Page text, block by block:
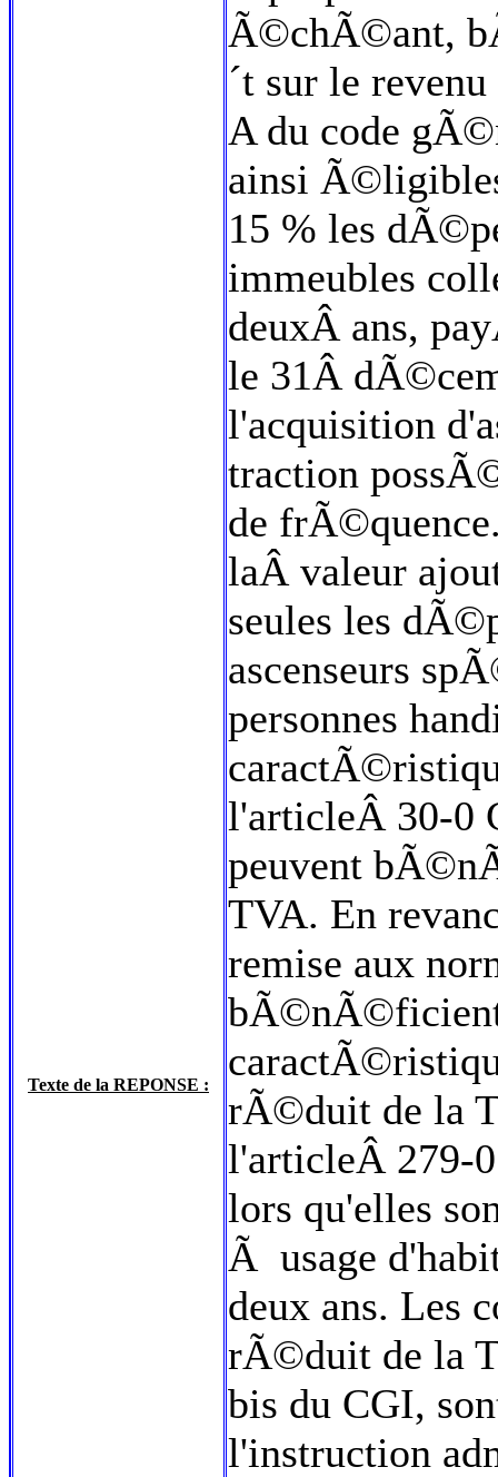
Texte de la REPONSE :
Ã©chÃ©ant,
´t sur le
A du code
ainsi
15 % les
immeubles
deuxÂ ans,
le 31Â
l'acquisition
traction
de
laÂ valeur
seules les
ascenseurs
personnes
l'articleÂ 30-0
peuvent
TVA. En
remise aux
rÃ©duit de la
l'articleÂ 279-
lors qu'elles
Ã usage
deux ans. Les
rÃ©duit de la
bis du CGI,
l'instruction